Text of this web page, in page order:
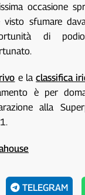
occasione
visto sfumare
di
e laclassifica
è per
alla
TELEGRAM